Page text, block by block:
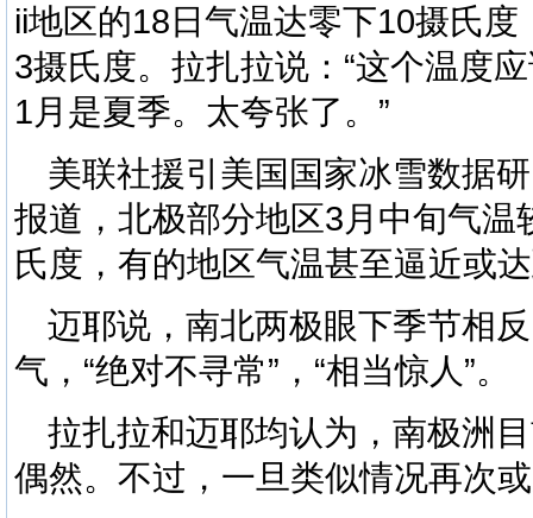
ii地区的18日气温达零下10摄氏
3摄氏度。拉扎拉说：“这个温度
1月是夏季。太夸张了。”
美联社援引美国国家冰雪数据
报道，北极部分地区3月中旬气
氏度，有的地区气温甚至逼近或
迈耶说，南北两极眼下季节相
气，“绝对不寻常”，“相当惊人”。
拉扎拉和迈耶均认为，南极洲
偶然。不过，一旦类似情况再次